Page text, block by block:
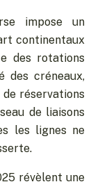
impose un
continentaux
des rotations
des créneaux,
réservations
de liaisons
les lignes ne
révèlent une